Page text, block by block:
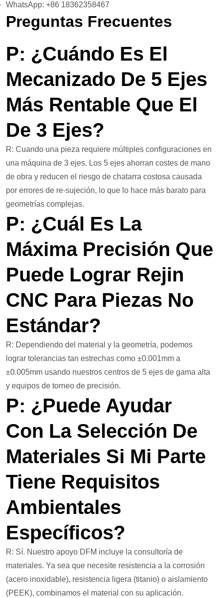
WhatsApp: +86 18362358467
Preguntas Frecuentes
P: ¿Cuándo Es El
Mecanizado De 5 Ejes
Más Rentable Que El
De 3 Ejes?
R: Cuando una pieza requiere múltiples configuraciones en
una máquina de 3 ejes. Los 5 ejes ahorran costes de mano
de obra y reducen el riesgo de chatarra costosa causada
por errores de re-sujeción, lo que lo hace más barato para
geometrías complejas.
P: ¿Cuál Es La
Máxima Precisión Que
Puede Lograr Rejin
CNC Para Piezas No
Estándar?
R: Dependiendo del material y la geometría, podemos
lograr tolerancias tan estrechas como ±0.001mm a
±0.005mm usando nuestros centros de 5 ejes de gama alta
y equipos de torneo de precisión.
P: ¿Puede Ayudar
Con La Selección De
Materiales Si Mi Parte
Tiene Requisitos
Ambientales
Específicos?
R: Sí. Nuestro apoyo DFM incluye la consultoría de
materiales. Ya sea que necesite resistencia a la corrosión
(acero inoxidable), resistencia ligera (titanio) o aislamiento
(PEEK), combinamos el material con su aplicación.